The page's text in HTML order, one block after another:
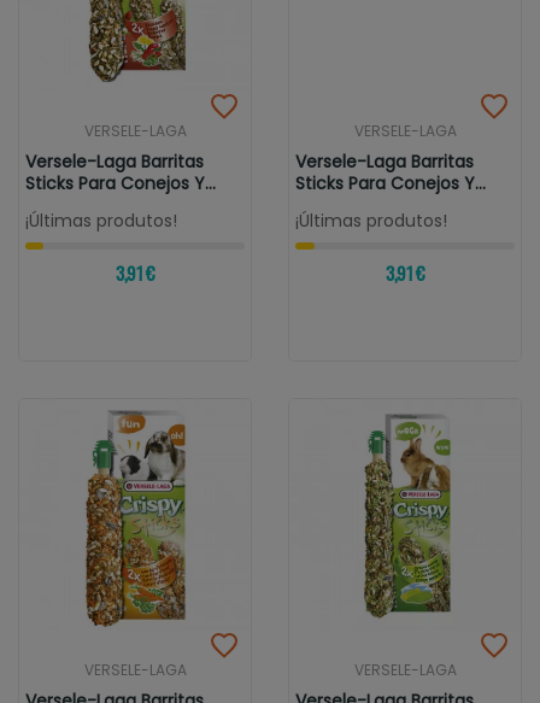
VERSELE-LAGA
Versele-Laga Barritas
Sticks Para Conejos Y
Cobayas...
¡Últimas produtos!
3,91 €
VERSELE-LAGA
Versele-Laga Barritas
Sticks Para Conejos Y
Cobayas...
¡Últimas produtos!
3,91 €
VERSELE-LAGA VERSELE-LAGA